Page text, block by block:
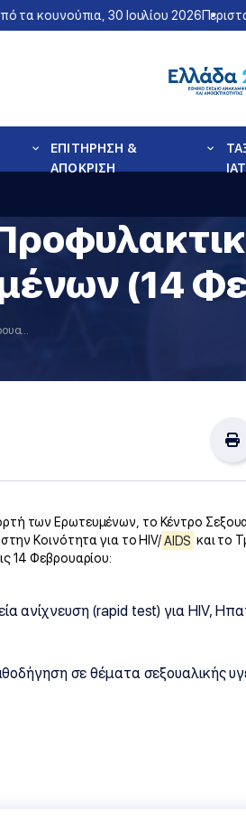
τα κουνούπια, 30 Ιουλίου 2026
ΕΠΙΤΗΡΗΣΗ &
ΑΠΟΚΡΙΣΗ
(14
Παγκόσμια Ημέρα Προφυλακτικού (13 Φεβρουαρίου) Γιορτή των Ερωτευμένων (14 Φεβρουαρίου)
των Ερωτευμένων, το Κέντρο
Κοινότητα για το HIV/ AIDS και το
14 Φεβρουαρίου:
ανίχνευση (rapid test) για HIV,
σε θέματα σεξουαλικής